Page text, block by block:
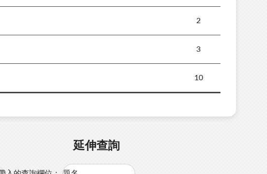
2
3
10
延伸查詢